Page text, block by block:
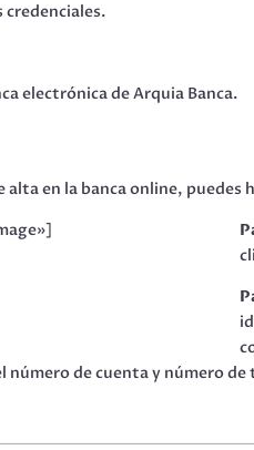
credenciales.
electrónica de Arquia Banca.
en la banca online,
de cuenta y número